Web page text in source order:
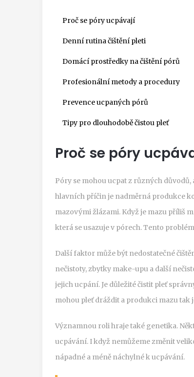
Proč se póry ucpávají
Denní rutina čištění pleti
Domácí prostředky na čištění pórů
Profesionální metody a procedury
Prevence ucpaných pórů
Tipy pro dlouhodobě čistou pleť
Proč se póry
Póry se mohou ucpat z různých
hlavních příčin je nadměrná produkce
mazovými žlázami. Když je mazu příliš
která se usazuje v pórech. Tento
Další faktor může být nedostatečné
nečistoty, zbytky make-upu a další
jejich ucpání. Je důležité čistit pleť
mohou pleť dráždit a produkci mazu tak
Významnou roli hraje také genetika.
ucpávání. I když nemůžeme změnit
nápadné a méně náchylné k ucpávání.